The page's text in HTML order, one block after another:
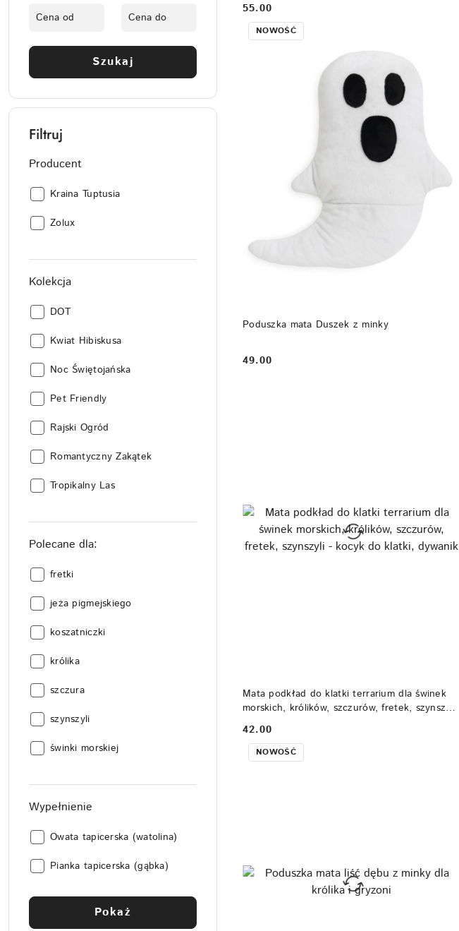
Szukaj
Filtruj
Producent
Producent:
Kraina Tuptusia
Producent:
Zolux
Kolekcja
Kolekcja:
DOT
Kolekcja:
Kwiat Hibiskusa
Kolekcja:
Noc Świętojańska
Kolekcja:
Pet Friendly
Kolekcja:
Rajski Ogród
Kolekcja:
Romantyczny Zakątek
Kolekcja:
Tropikalny Las
Polecane dla:
Polecane
fretki
Polecane
jeża pigmejskiego
Polecane
koszatniczki
Polecane
królika
Polecane
szczura
Polecane
szynszyli
Polecane
świnki morskiej
Wypełnienie
Wypełnienie:
Owata tapicerska (watolina)
Wypełnienie:
Pianka tapicerska (gąbka)
Pokaż
Cena:
55.00
Poduszka mata Duszek z minky
Cena:
49.00
NOWOŚĆ
DO KOSZYKA
Mata podkład do klatki terrarium dla świnek
morskich, królików, szczurów, fretek, szynszyli
- kocyk do klatki, dywanik
Cena:
42.00
DO KOSZYKA
NOWOŚĆ